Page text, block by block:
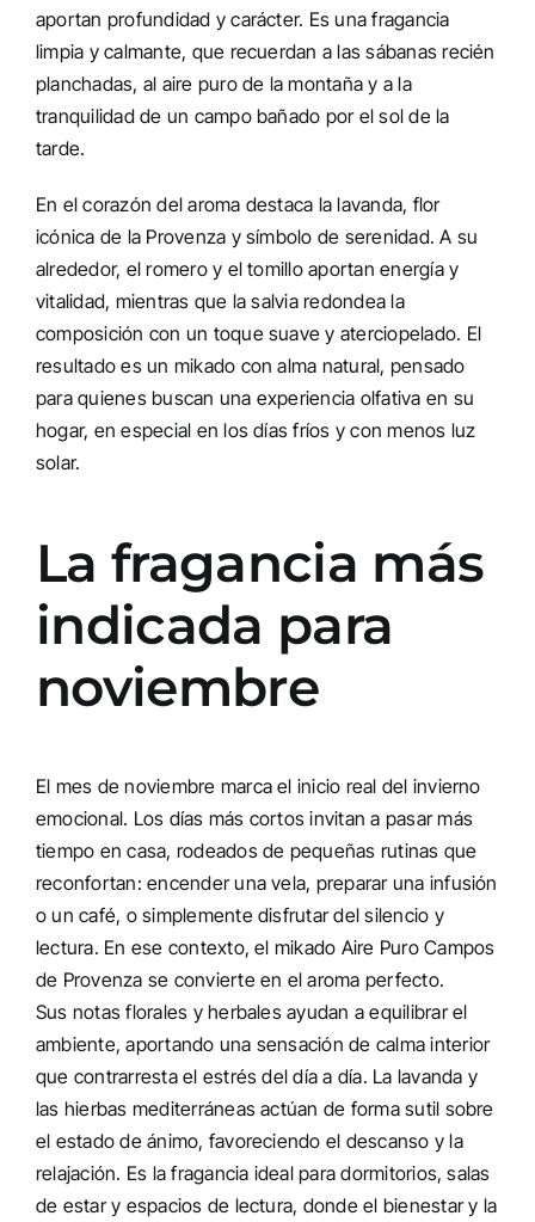
aportan profundidad y carácter. Es una fragancia
limpia y calmante, que recuerdan a las sábanas recién
planchadas, al aire puro de la montaña y a la
tranquilidad de un campo bañado por el sol de la
tarde.
En el corazón del aroma destaca la lavanda, flor
icónica de la Provenza y símbolo de serenidad. A su
alrededor, el romero y el tomillo aportan energía y
vitalidad, mientras que la salvia redondea la
composición con un toque suave y aterciopelado. El
resultado es un mikado con alma natural, pensado
para quienes buscan una experiencia olfativa en su
hogar, en especial en los días fríos y con menos luz
solar.
La fragancia más
indicada para
noviembre
El mes de noviembre marca el inicio real del invierno
emocional. Los días más cortos invitan a pasar más
tiempo en casa, rodeados de pequeñas rutinas que
reconfortan: encender una vela, preparar una infusión
o un café, o simplemente disfrutar del silencio y
lectura. En ese contexto, el mikado Aire Puro Campos
de Provenza se convierte en el aroma perfecto.
Sus notas florales y herbales ayudan a equilibrar el
ambiente, aportando una sensación de calma interior
que contrarresta el estrés del día a día. La lavanda y
las hierbas mediterráneas actúan de forma sutil sobre
el estado de ánimo, favoreciendo el descanso y la
relajación. Es la fragancia ideal para dormitorios, salas
de estar y espacios de lectura, donde el bienestar y la